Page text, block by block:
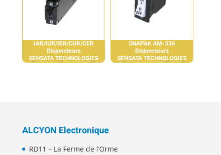
IAR/IUR/IER/CUR/CER
Disjoncteurs
SENSATA TECHNOLOGIES
SNAPAK AM-336
Disjoncteurs
SENSATA TECHNOLOGIES
ALCYON Electronique
RD11 – La Ferme de l’Orme